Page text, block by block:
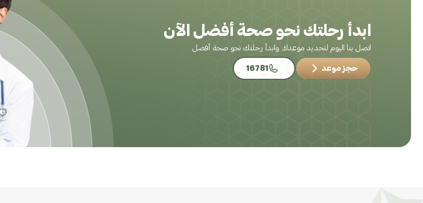
ابدأ رحلتك نحو صحة أفضل الآن
اتصل بنا اليوم لتحديد موعدك وابدأ رحلتك نحو صحة أفضل
حجز موعد 16781